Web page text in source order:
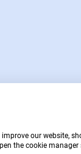
: 112
our website,
the cookie manager